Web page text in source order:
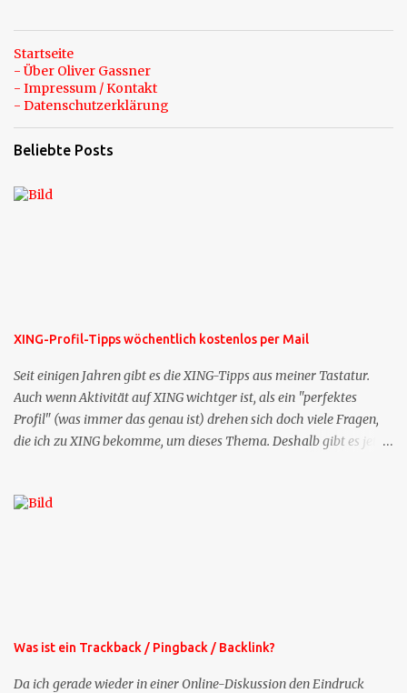
Startseite
- Über Oliver Gassner
- Impressum / Kontakt
- Datenschutzerklärung
Beliebte Posts
XING-Profil-Tipps wöchentlich kostenlos per Mail
Seit einigen Jahren gibt es die XING-Tipps aus meiner Tastatur.
Auch wenn Aktivität auf XING wichtger ist, als ein "perfektes
Profil" (was immer das genau ist) drehen sich doch viele Fragen,
die ich zu XING bekomme, um dieses Thema. Deshalb gibt es jetzt
bekommen Sie kostenlos eine weitere Folge. Die Startsequenz ist 16
Was ist ein Trackback / Pingback / Backlink?
Da ich gerade wieder in einer Online-Diskussion den Eindruck